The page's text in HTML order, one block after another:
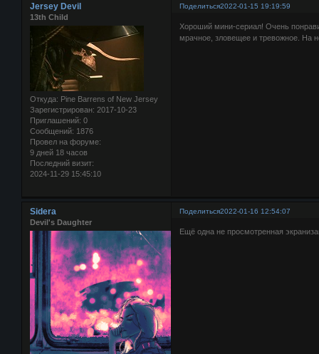
Поделиться2022-01-15 19:19:59
Jersey Devil
13th Child
Откуда: Pine Barrens of New Jersey
Зарегистрирован: 2017-10-23
Приглашений: 0
Сообщений: 1876
Провел на форуме:
9 дней 18 часов
Последний визит:
2024-11-29 15:45:10
Хороший мини-сериал! Очень
мрачное, зловещее и тревожное. На
Поделиться2022-01-16 12:54:07
Sidera
Devil's Daughter
Ещё одна не просмотренная